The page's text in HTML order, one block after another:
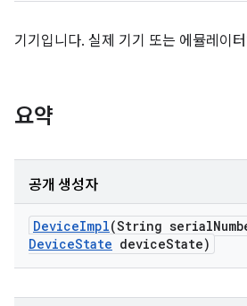
기기입니다. 실제 기기 또는 에뮬레이
요약
공개 생성자
DeviceImpl(String serial
DeviceState deviceState)